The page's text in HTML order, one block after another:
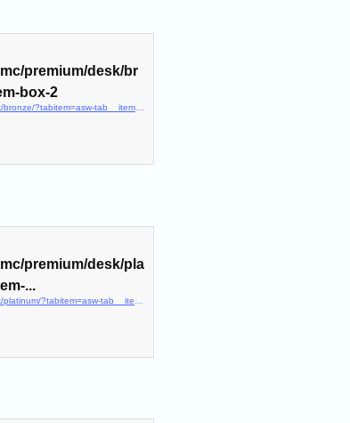
premium/desk/br
box-2
https://www.ana.co.jp/ja/jp/amc/premium/desk/bronze/?tabitem=asw-tab__item-box-2
premium/desk/pla
...